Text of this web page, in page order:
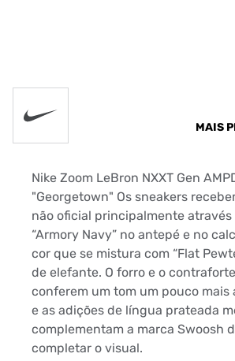
MAIS
Nike Zoom LeBron NXXT Gen
"Georgetown" Os sneakers
não oficial principalmente através
“Armory Navy” no antepé e no
cor que se mistura com “Flat
de elefante. O forro e o
conferem um tom um pouco mais
e as adições de língua prateada
complementam a marca Swoosh
completar o visual.